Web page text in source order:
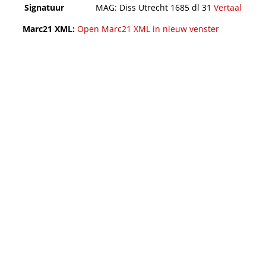
Signatuur MAG: Diss Utrecht 1685 dl 31 Vertaal
Marc21 XML: Open Marc21 XML in nieuw venster